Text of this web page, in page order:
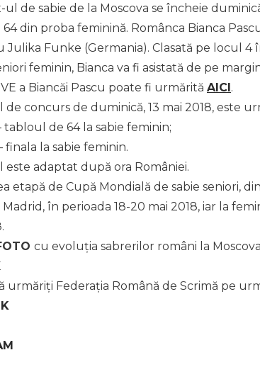
ul de sabie de la Moscova se încheie
din proba feminină. Românca Bianca
Julika Funke (Germania). Clasată pe locul 4
feminin, Bianca va fi asistată de pe
a Biancăi Pascu poate fi urmărită AICI.
de concurs de duminică, 13 mai 2018, este
tabloul de 64 la sabie feminin;
finala la sabie feminin.
este adaptat după ora României.
etapă de Cupă Mondială de sabie seniori,
în perioada 18-20 mai 2018, iar la
cu evoluția sabrerilor români la
urmăriți Federația Română de Scrimă pe